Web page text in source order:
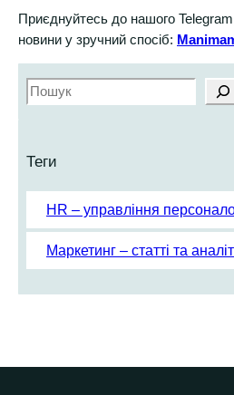
Приєднуйтесь до нашого
новини у зручний спосіб:
S
e
c
h
Теги
HR – управління
Маркетинг – статті та